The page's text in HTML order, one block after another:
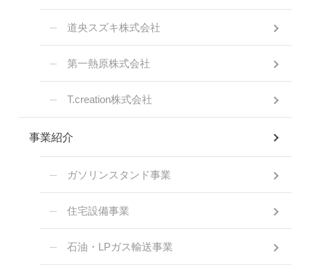
道央スズキ株式会社
第一熱原株式会社
T.creation株式会社
事業紹介
ガソリンスタンド事業
住宅設備事業
石油・LPガス輸送事業